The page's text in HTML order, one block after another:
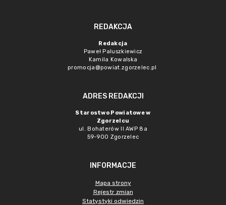
REDAKCJA
Redakcja
Paweł Paluszkiewicz
Kamila Kowalska
promocja@powiat.zgorzelec.pl
ADRES REDAKCJI
Starostwo Powiatowe w
Zgorzelcu
ul. Bohaterów II AWP 8a
59-900 Zgorzelec
INFORMACJE
Mapa strony
Rejestr zmian
Statystyki odwiedzin